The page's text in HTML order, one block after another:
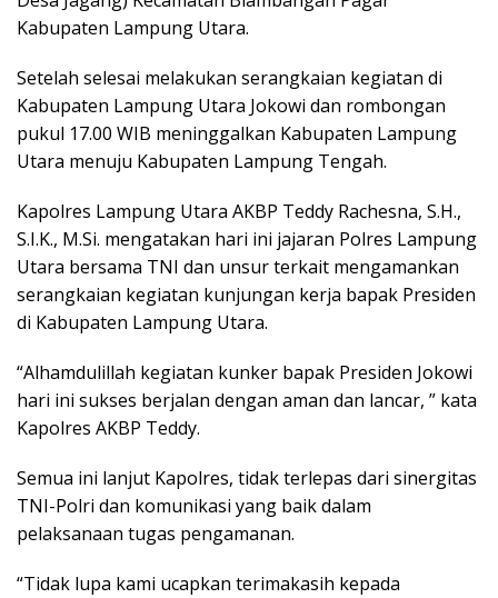
Kabupaten Lampung Utara.
Setelah selesai melakukan serangkaian kegiatan di
Kabupaten Lampung Utara Jokowi dan rombongan
pukul 17.00 WIB meninggalkan Kabupaten Lampung
Utara menuju Kabupaten Lampung Tengah.
Kapolres Lampung Utara AKBP Teddy Rachesna, S.H.,
S.I.K., M.Si. mengatakan hari ini jajaran Polres Lampung
Utara bersama TNI dan unsur terkait mengamankan
serangkaian kegiatan kunjungan kerja bapak Presiden
di Kabupaten Lampung Utara.
“Alhamdulillah kegiatan kunker bapak Presiden Jokowi
hari ini sukses berjalan dengan aman dan lancar, ” kata
Kapolres AKBP Teddy.
Semua ini lanjut Kapolres, tidak terlepas dari sinergitas
TNI-Polri dan komunikasi yang baik dalam
pelaksanaan tugas pengamanan.
“Tidak lupa kami ucapkan terimakasih kepada